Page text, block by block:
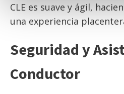
CLE es suave y ágil,
una experiencia
Seguridad y
Conductor